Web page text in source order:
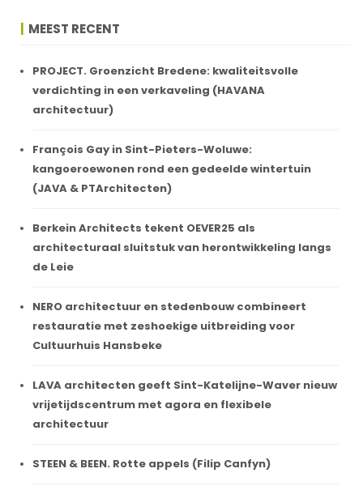
MEEST RECENT
PROJECT. Groenzicht Bredene: kwaliteitsvolle
verdichting in een verkaveling (HAVANA
architectuur)
François Gay in Sint-Pieters-Woluwe:
kangoeroewonen rond een gedeelde wintertuin
(JAVA & PTArchitecten)
Berkein Architects tekent OEVER25 als
architecturaal sluitstuk van herontwikkeling langs
de Leie
NERO architectuur en stedenbouw combineert
restauratie met zeshoekige uitbreiding voor
Cultuurhuis Hansbeke
LAVA architecten geeft Sint-Katelijne-Waver nieuw
vrijetijdscentrum met agora en flexibele
architectuur
STEEN & BEEN. Rotte appels (Filip Canfyn)